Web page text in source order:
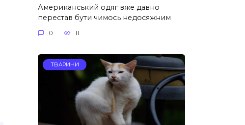
Американський одяг вже давно
перестав бути чимось недосяжним
0 11
ТВАРИНИ